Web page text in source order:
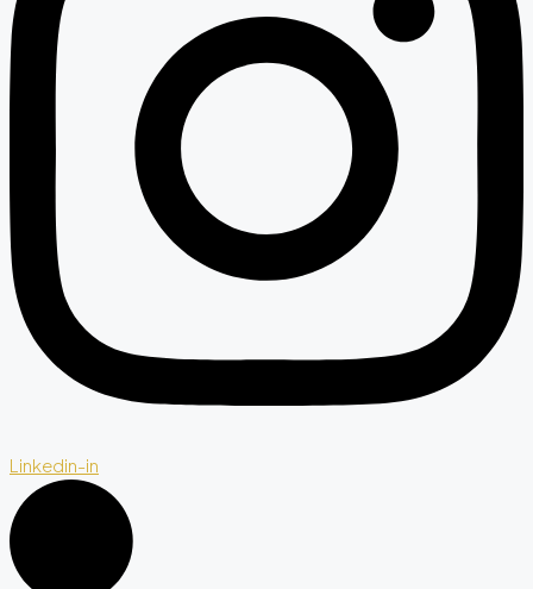
Linkedin-in